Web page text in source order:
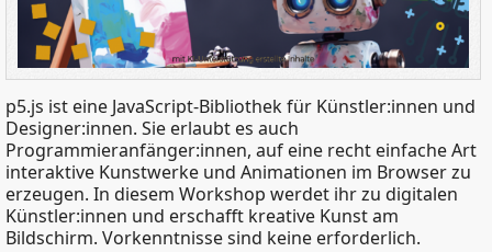
p5.js ist eine JavaScript-Bibliothek für Künstler:innen und
Designer:innen. Sie erlaubt es auch
Programmieranfänger:innen, auf eine recht einfache Art
interaktive Kunstwerke und Animationen im Browser zu
erzeugen. In diesem Workshop werdet ihr zu digitalen
Künstler:innen und erschafft kreative Kunst am
Bildschirm. Vorkenntnisse sind keine erforderlich.